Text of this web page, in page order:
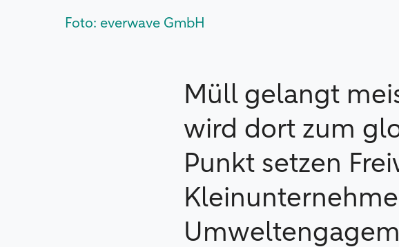
Foto: everwave GmbH
Müll gelangt
wird dort zum
Punkt setzen